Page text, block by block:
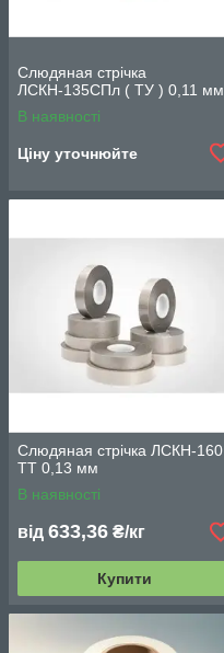
Слюдяная стрічка
ЛСКН-135СПл ( ТУ ) 0,11 мм.
В наявності
Ціну уточнюйте
Слюдяная стрічка ЛСКН-160
ТТ 0,13 мм
В наявності
від 633,36 ₴/кг
Купити